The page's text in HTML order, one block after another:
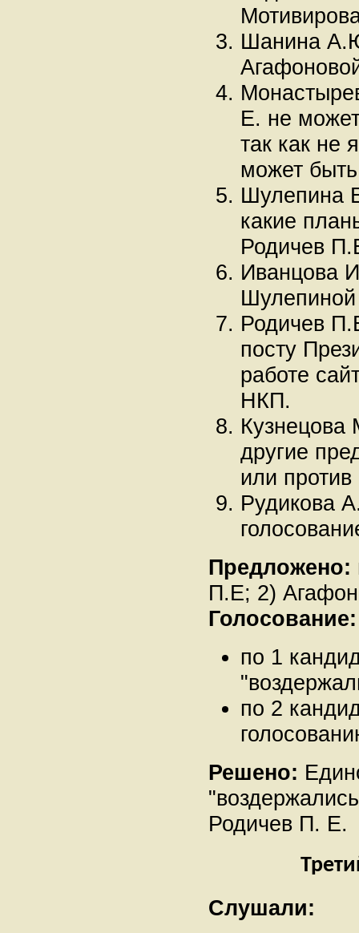
Шанина
Е. не
так как не
может
Шулепина
какие
Родичев
Иванцова
Родичев
посту
работе
НКП.
Кузнецова
другие
или
Рудикова
Предложено:
П.Е; 2)
Голосование:
по 1
по 2
Решено:
Родичев П. Е.
Слушали: